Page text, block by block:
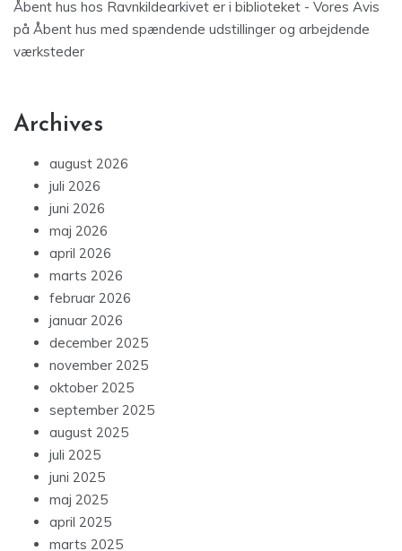
Åbent hus hos Ravnkildearkivet er i biblioteket - Vores Avis
på Åbent hus med spændende udstillinger og arbejdende
værksteder
Archives
august 2026
juli 2026
juni 2026
maj 2026
april 2026
marts 2026
februar 2026
januar 2026
december 2025
november 2025
oktober 2025
september 2025
august 2025
juli 2025
juni 2025
maj 2025
april 2025
marts 2025